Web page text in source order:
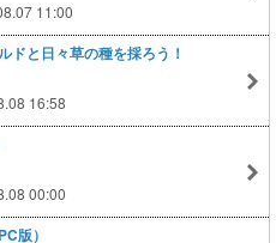
11:00
ドと日々草の種を採ろう！
16:58
00:00
版）